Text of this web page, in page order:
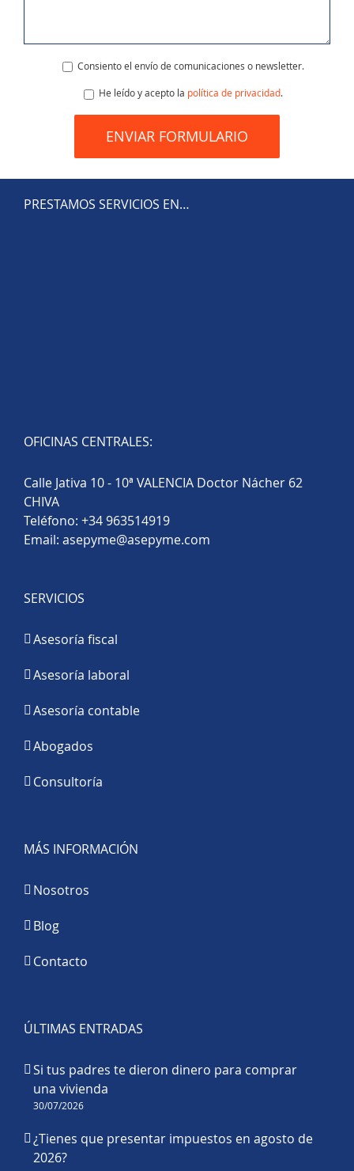
Consiento el envío de comunicaciones o newsletter.
He leído y acepto la política de privacidad.
PRESTAMOS SERVICIOS EN…
OFICINAS CENTRALES:
Calle Jativa 10 - 10ª VALENCIA Doctor Nácher 62
CHIVA
Teléfono: +34 963514919
Email: asepyme@asepyme.com
SERVICIOS
Asesoría fiscal
Asesoría laboral
Asesoría contable
Abogados
Consultoría
MÁS INFORMACIÓN
Nosotros
Blog
Contacto
ÚLTIMAS ENTRADAS
Si tus padres te dieron dinero para comprar
una vivienda
30/07/2026
¿Tienes que presentar impuestos en agosto de
2026?